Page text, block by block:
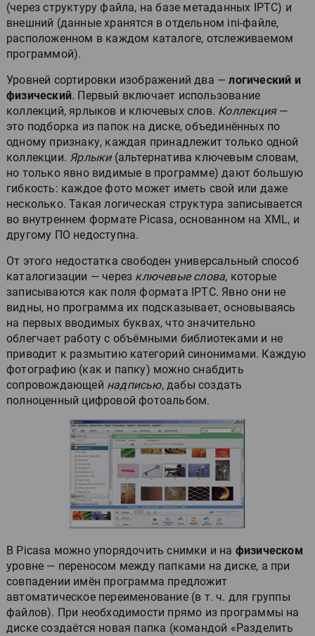
(через структуру файла, на базе метаданных IPTC) и
внешний (данные хранятся в отдельном ini-файле,
расположенном в каждом каталоге, отслеживаемом
программой).
Уровней сортировки изображений два —логический и
физический. Первый включает использование
коллекций, ярлыков и ключевых слов. Коллекция—
это подборка из папок на диске, объединённых по
одному признаку, каждая принадлежит только одной
коллекции. Ярлыки(альтернатива ключевым словам,
но только явно видимые в программе) дают большую
гибкость: каждое фото может иметь свой или даже
несколько. Такая логическая структура записывается
во внутреннем формате Picasa, основанном на XML, и
другому ПО недоступна.
От этого недостатка свободен универсальный способ
каталогизации — через ключевые слова, которые
записываются как поля формата IPTC. Явно они не
видны, но программа их подсказывает, основываясь
на первых вводимых буквах, что значительно
облегчает работу с объёмными библиотеками и не
приводит к размытию категорий синонимами. Каждую
фотографию (как и папку) можно снабдить
сопровождающей надписью, дабы создать
полноценный цифровой фотоальбом.
В Picasa можно упорядочить снимки и на физическом
уровне — переносом между папками на диске, а при
совпадении имён программа предложит
автоматическое переименование (в т. ч. для группы
файлов). При необходимости прямо из программы на
диске создаётся новая папка (командой «Разделить